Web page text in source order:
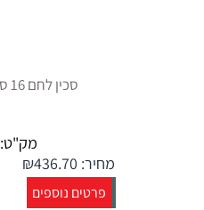
סכין לחם 16 ס"מ GLOBAL
מק"ט:
מחיר: ₪436.70
פרטים נוספים